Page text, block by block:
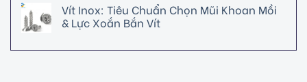
Vít Inox: Tiêu Chuẩn Chọn Mũi Khoan Mồi
& Lực Xoắn Bắn Vít